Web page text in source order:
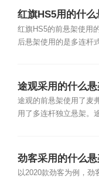
红旗HS5用的什么
红旗HS5的前悬架使用
后悬架使用的是多连杆
途观采用的什么
途观的前悬架使用了麦
用了多连杆独立悬架。
劲客采用的什么
以2020款劲客为例，劲